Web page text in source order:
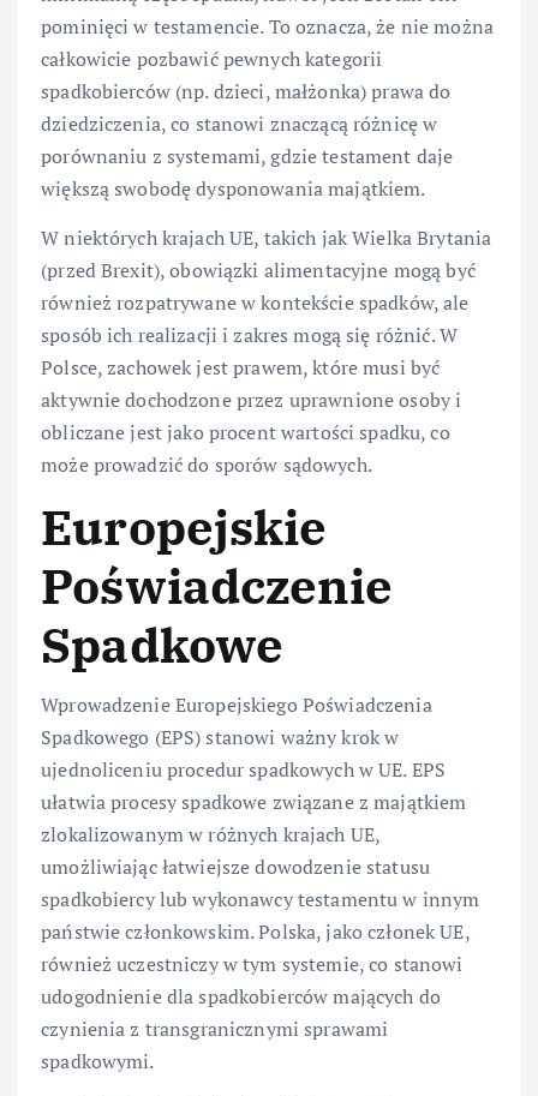
pominięci w testamencie. To oznacza, że nie można
całkowicie pozbawić pewnych kategorii
spadkobierców (np. dzieci, małżonka) prawa do
dziedziczenia, co stanowi znaczącą różnicę w
porównaniu z systemami, gdzie testament daje
większą swobodę dysponowania majątkiem.
W niektórych krajach UE, takich jak Wielka Brytania
(przed Brexit), obowiązki alimentacyjne mogą być
również rozpatrywane w kontekście spadków, ale
sposób ich realizacji i zakres mogą się różnić. W
Polsce, zachowek jest prawem, które musi być
aktywnie dochodzone przez uprawnione osoby i
obliczane jest jako procent wartości spadku, co
może prowadzić do sporów sądowych.
Europejskie
Poświadczenie
Spadkowe
Wprowadzenie Europejskiego Poświadczenia
Spadkowego (EPS) stanowi ważny krok w
ujednoliceniu procedur spadkowych w UE. EPS
ułatwia procesy spadkowe związane z majątkiem
zlokalizowanym w różnych krajach UE,
umożliwiając łatwiejsze dowodzenie statusu
spadkobiercy lub wykonawcy testamentu w innym
państwie członkowskim. Polska, jako członek UE,
również uczestniczy w tym systemie, co stanowi
udogodnienie dla spadkobierców mających do
czynienia z transgranicznymi sprawami
spadkowymi.